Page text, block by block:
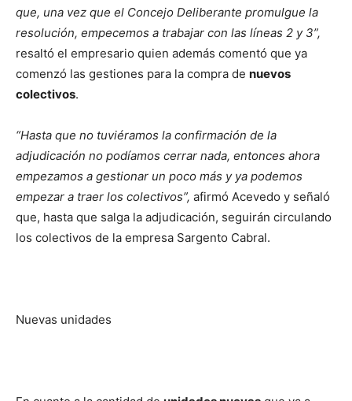
que, una vez que el Concejo Deliberante promulgue la
resolución, empecemos a trabajar con las líneas 2 y 3”,
resaltó el empresario quien además comentó que ya
comenzó las gestiones para la compra de nuevos
colectivos.
“Hasta que no tuviéramos la confirmación de la
adjudicación no podíamos cerrar nada, entonces ahora
empezamos a gestionar un poco más y ya podemos
empezar a traer los colectivos”, afirmó Acevedo y señaló
que, hasta que salga la adjudicación, seguirán circulando
los colectivos de la empresa Sargento Cabral.
Nuevas unidades